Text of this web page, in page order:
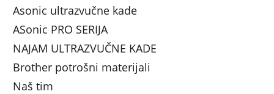
Asonic ultrazvučne kade
ASonic PRO SERIJA
NAJAM ULTRAZVUČNE KADE
Brother potrošni materijali
Naš tim